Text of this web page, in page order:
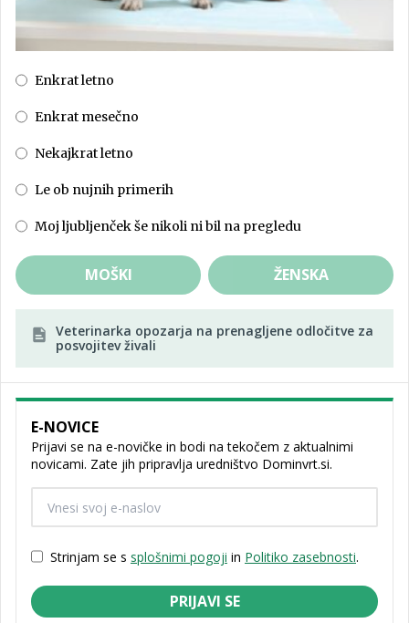
Enkrat letno
Enkrat mesečno
Nekajkrat letno
Le ob nujnih primerih
Moj ljubljenček še nikoli ni bil na pregledu
MOŠKI ŽENSKA
Veterinarka opozarja na prenagljene odločitve za
posvojitev živali
E-NOVICE
Prijavi se na e-novičke in bodi na tekočem z aktualnimi
novicami. Zate jih pripravlja uredništvo Dominvrt.si.
Strinjam se s splošnimi pogoji in Politiko zasebnosti.
PRIJAVI SE